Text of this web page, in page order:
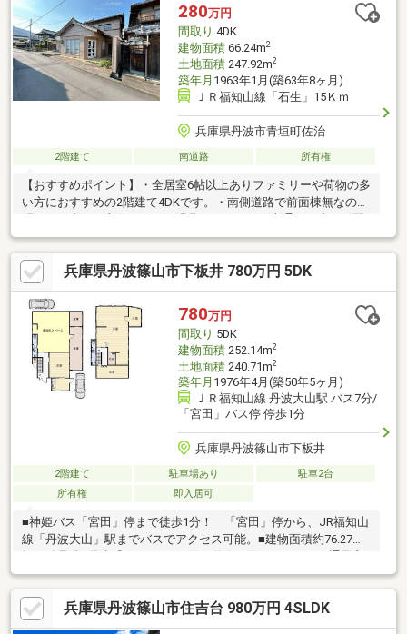
280万円
間取り 4DK
建物面積66.24m2
土地面積247.92m2
築年月 1963年1月(築63年8ヶ月)
ＪＲ福知山線「石生」15Ｋｍ
兵庫県丹波市青垣町佐治
2階建て 南道路 所有権
【おすすめポイント】・全居室6帖以上ありファミリーや荷物の多
い方におすすめの2階建て4DKです。・南側道路で前面棟無なので
明るく日当たり良好です。・緑豊かでのどかな車通りの少ない閑
静な立地、国道429号まで550ｍ（車2分）車通勤に便利です。
【周辺施設】・ローソン青垣町小倉店まで550ｍ（徒歩7分）・フ
ァミリーマート丹波青垣店まで750ｍ（徒歩10分）・フレッシュ
バザール青垣店まで600ｍ（徒歩8分）・佐治公園まで300ｍ（徒
歩4分）
兵庫県丹波篠山市下板井 780万円 5DK
780万円
間取り 5DK
建物面積252.14m2
土地面積240.71m2
築年月 1976年4月(築50年5ヶ月)
ＪＲ福知山線 丹波大山駅 バス7分/
「宮田」バス停 停歩1分
兵庫県丹波篠山市下板井
2階建て 駐車場あり
駐車2台
所有権
即入居可
■神姫バス「宮田」停まで徒歩1分！ 「宮田」停から、JR福知山
線「丹波大山」駅までバスでアクセス可能。■建物面積約76.27
好です◎■1階に広々とした多目的スペースや倉庫が設けられ、
様々な用途をご検討いただけます。■倉庫は多目的スペースと洋
室の2WAYアクセスで使い勝手に配慮されています。■1階部分に
ミニキッチンが配置され、簡単な調理をすることが可能。外から
兵庫県丹波篠山市住吉台 980万円 4SLDK